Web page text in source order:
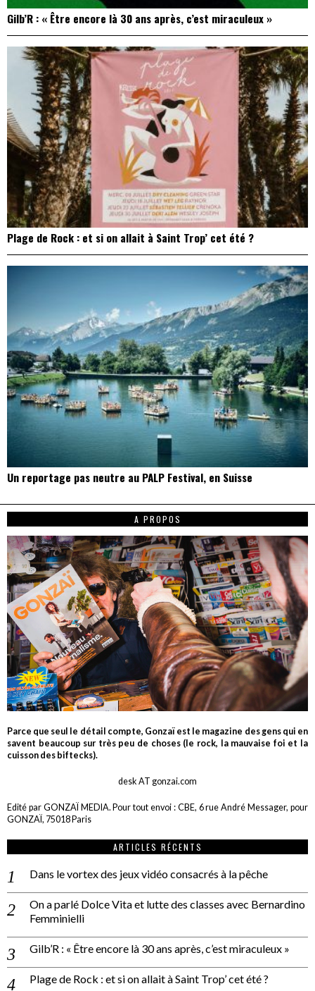
Gilb’R : « Être encore là 30 ans après, c’est miraculeux »
Plage de Rock : et si on allait à Saint Trop’ cet été ?
Un reportage pas neutre au PALP Festival, en Suisse
A PROPOS
Parce que seul le détail compte, Gonzaï est le magazine des gens qui en
savent beaucoup sur très peu de choses (le rock, la mauvaise foi et la
cuisson des biftecks).
desk AT gonzai.com
Edité par GONZAÏ MEDIA. Pour tout envoi : CBE, 6 rue André Messager, pour
GONZAÏ, 75018 Paris
ARTICLES RÉCENTS
Dans le vortex des jeux vidéo consacrés à la pêche
On a parlé Dolce Vita et lutte des classes avec Bernardino
Femminielli
Gilb’R : « Être encore là 30 ans après, c’est miraculeux »
Plage de Rock : et si on allait à Saint Trop’ cet été ?